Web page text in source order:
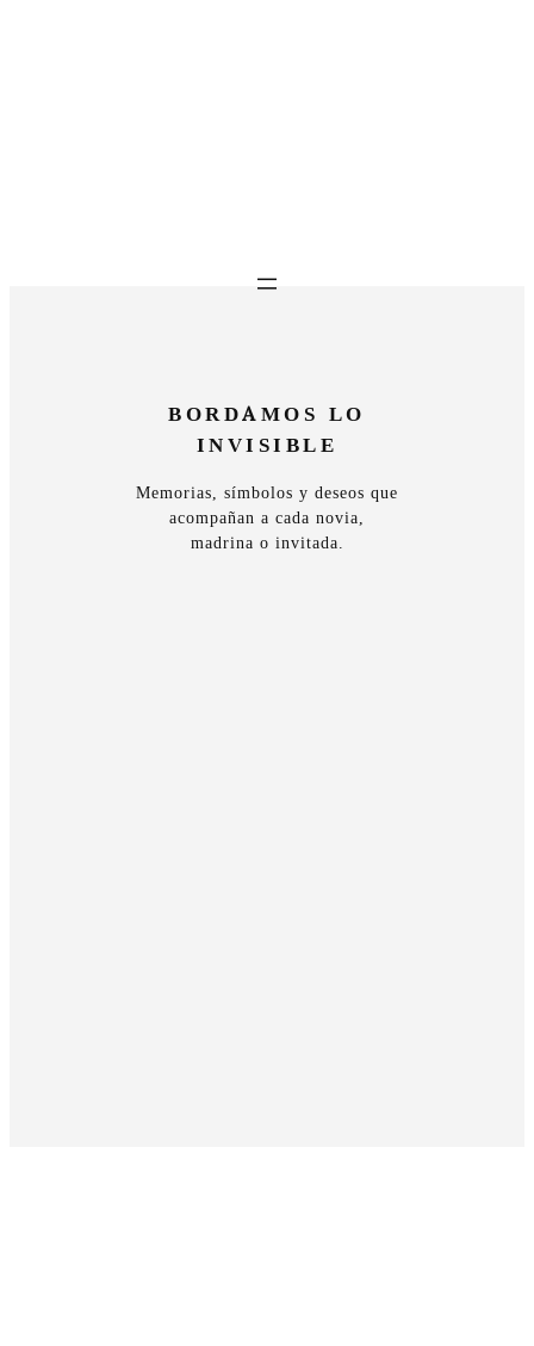
BORDAMOS LO
INVISIBLE
Memorias, símbolos y deseos que
acompañan a cada novia,
madrina o invitada.